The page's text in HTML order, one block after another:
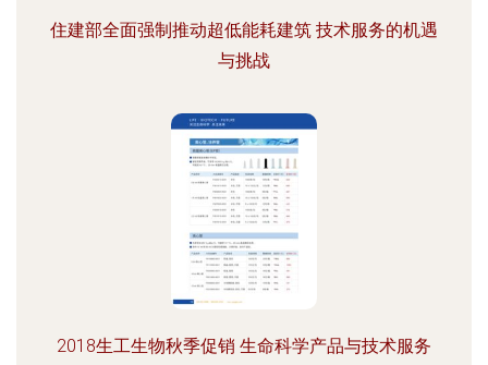
住建部全面强制推动超低能耗建筑 技术服务的机遇
与挑战
2018生工生物秋季促销 生命科学产品与技术服务